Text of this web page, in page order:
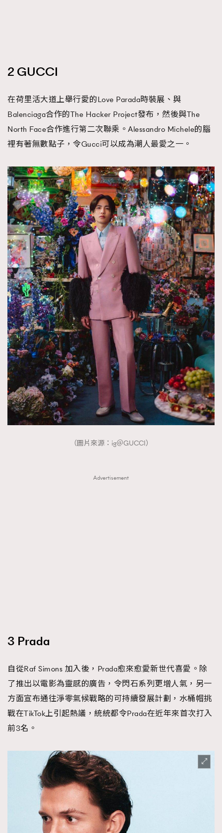
2 GUCCI
在荷里活大道上舉行愛的Love Parada時裝展、與
Balenciaga合作的The Hacker Project發布，然後與The
North Face合作進行第二次聯乘。Alessandro Michele的腦
裡有著無數點子，令Gucci可以成為潮人最愛之一。
（圖片來源：ig＠GUCCI）
Advertisement
3 Prada
自從Raf Simons 加入後，Prada愈來愈愛新世代喜愛。除
了推出以電影為靈感的廣告，令閃石系列更增人氣，另一
方面宣布通往淨零氣候戰略的可持續發展計劃，水桶帽挑
戰在TikTok上引起熱議，統統都令Prada在近年來首次打入
前3名。